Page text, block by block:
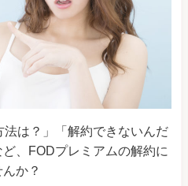
法は？」「解約できないんだ
、FODプレミアムの解約に
か？